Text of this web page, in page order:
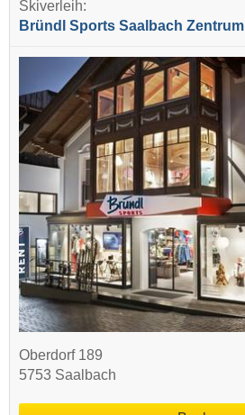
Skiverleih:
Bründl Sports Saalbach Zentrum
Oberdorf 189
5753 Saalbach